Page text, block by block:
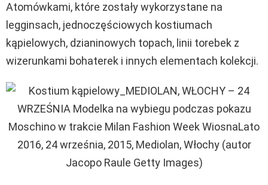
Atomówkami, które zostały wykorzystane na
legginsach, jednoczęściowych kostiumach
kąpielowych, dzianinowych topach, linii torebek z
wizerunkami bohaterek i innych elementach kolekcji.